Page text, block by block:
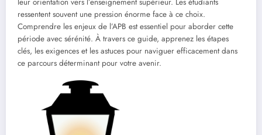
ressentent souvent une pression énorme face à ce choix.
Comprendre les enjeux de l’APB est essentiel pour aborder cette
période avec sérénité. À travers ce guide, apprenez les étapes
clés, les exigences et les astuces pour naviguer efficacement dans
ce parcours déterminant pour votre avenir.